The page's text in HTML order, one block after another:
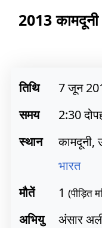
2013 कामदूनी
तिथि
7 जून
समय
2:30
स्थान
कामदूनी,
भारत
मौतें
1 (पीड़ित
अभियु
अंसार